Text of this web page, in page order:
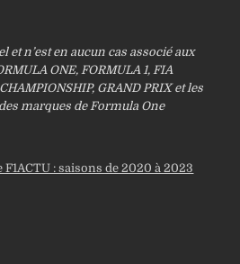
et n’est en aucun cas associé aux
ONE, FORMULA 1, FIA
GRAND PRIX et les
marques de Formula One
: saisons de 2020 à 2023